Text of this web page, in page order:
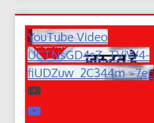
YouTube Video
UCTNsGD4sZ_TVjW4-
fiUDZuw_2C344m_-7ec